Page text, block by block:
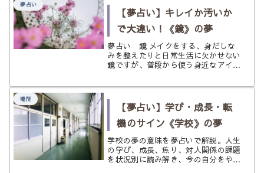
も大丈夫なベッドだ。 そのベッド
に、...
夢占い
【夢占い】キレイか汚いか
で大違い！《鏡》の夢
夢占い 鏡 メイクをする、身だしな
みを整えたりと日常生活に欠かせない
鏡ですが、普段から使う身近なアイテ
出すことからホラー映画で効果的に使
こともあったりと、現実世界でも色々
な...
場所
【夢占い】学び・成長・転
機のサイン《学校》の夢
学校の夢の意味を夢占いで解説。人生
の学び、成長、焦り、対人関係の課題
を状況別に読み解き、今の自分をやさ